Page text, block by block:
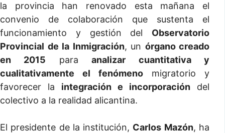
la provincia han renovado esta mañana el
convenio de colaboración que sustenta el
funcionamiento y gestión del Observatorio
Provincial de la Inmigración, un órgano creado
en 2015 paraanalizar cuantitativa y
cualitativamente el fenómeno migratorio y
favorecer la integración e incorporación del
colectivo a la realidad alicantina.
El presidente de la institución, Carlos Mazón, ha